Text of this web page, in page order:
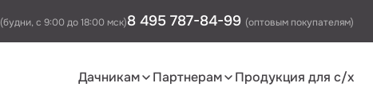
(будни, с 9:00 до 18:00 мск)8 495 787-84-99 (оптовым покупателям)
Дачникам Партнерам Продукция для с/х